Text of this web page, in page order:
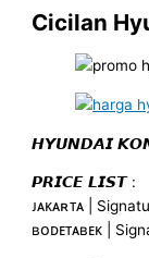
Cicilan
𝙃𝙔𝙐𝙉𝘿𝘼𝙄
𝙋𝙍𝙄𝘾𝙀 𝙇𝙄𝙎𝙏 :
ᴊᴀᴋᴀʀᴛᴀ |
ʙᴏᴅᴇᴛᴀʙᴇᴋ |